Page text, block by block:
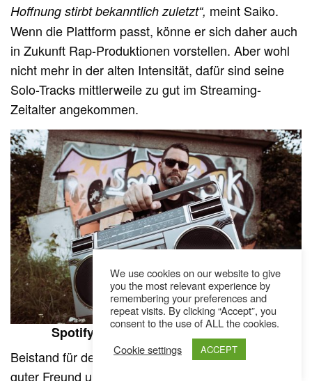
Hoffnung stirbt bekanntlich zuletzt“, meint Saiko.
Wenn die Plattform passt, könne er sich daher auch
in Zukunft Rap-Produktionen vorstellen. Aber wohl
nicht mehr in der alten Intensität, dafür sind seine
Solo-Tracks mittlerweile zu gut im Streaming-
Zeitalter angekommen.
Spotify-Formel & Tamburin-Fetisch
Beistand für den Instrumental-Fokus lieferte sein
guter Freund und einstiger Protegé Brenk Sinatra
We use cookies on our website to give
you the most relevant experience by
remembering your preferences and
repeat visits. By clicking “Accept”, you
consent to the use of ALL the cookies.
Cookie settings
ACCEPT